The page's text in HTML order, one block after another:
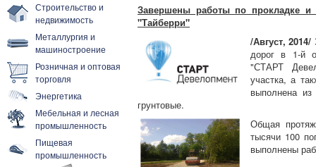
Строительство и
недвижимость
Металлургия и
машиностроение
Розничная и оптовая
торговля
Энергетика
Мебельная и лесная
промышленность
Пищевая
промышленность
Завершены работы по прокладке и
"Тайберри"
/Август, 2014/
дорог в 1-й
"СТАРТ
участка, а
выполнена
грунтовые.
Общая
тысячи 100
выполнены